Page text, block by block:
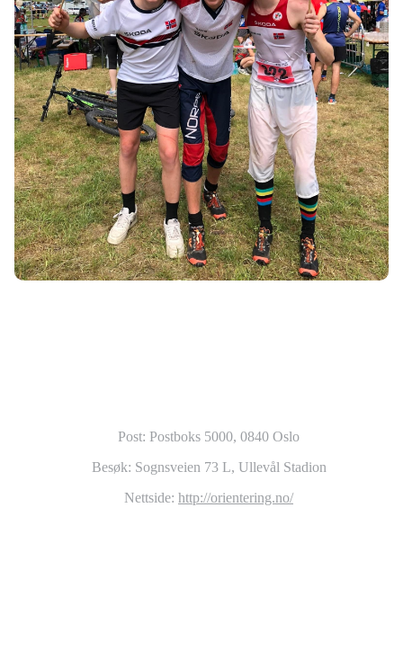
Post: Postboks 5000, 0840 Oslo
Besøk: Sognsveien 73 L, Ullevål Stadion
Nettside: http://orientering.no/